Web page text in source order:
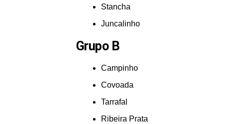
Stancha
Juncalinho
Grupo B
Campinho
Covoada
Tarrafal
Ribeira Prata